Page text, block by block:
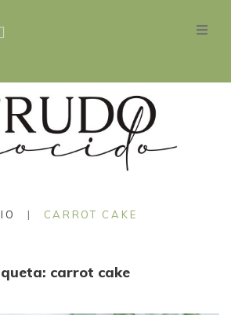
| CARROT CAKE
carrot cake